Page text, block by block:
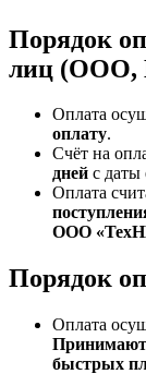
Порядок
лиц (ООО,
Оплата
оплату.
Счёт на
дней с даты
Оплата
ООО
Порядок
Оплата
быстрых